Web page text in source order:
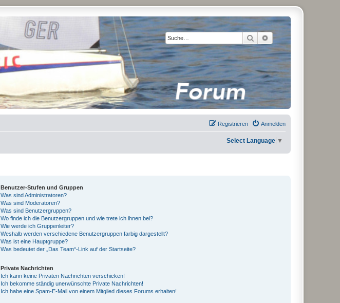
Suche Erweiterte Suche
Anmelden
Registrieren
Select Language ▼
Benutzer-Stufen und Gruppen
Was sind Administratoren?
Was sind Moderatoren?
Was sind Benutzergruppen?
Wo finde ich die Benutzergruppen und wie trete ich ihnen bei?
Wie werde ich Gruppenleiter?
Weshalb werden verschiedene Benutzergruppen farbig dargestellt?
Was ist eine Hauptgruppe?
Was bedeutet der „Das Team“-Link auf der Startseite?
Private Nachrichten
Ich kann keine Privaten Nachrichten verschicken!
Ich bekomme ständig unerwünschte Private Nachrichten!
Ich habe eine Spam-E-Mail von einem Mitglied dieses Forums erhalten!